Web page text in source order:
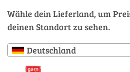
Wähle dein Lieferland, um
deinen Standort zu sehen.
Deutschland